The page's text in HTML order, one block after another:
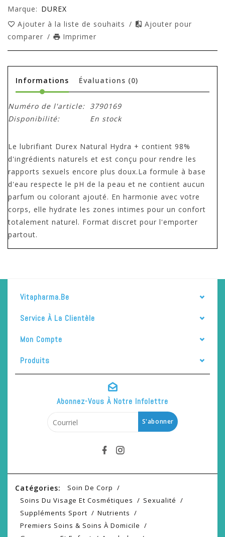
Marque: DUREX
Ajouter à la liste de souhaits /
Ajouter pour
comparer / Imprimer
Informations Évaluations (0)
Numéro de l'article: 3790169
Disponibilité:
En stock
Le lubrifiant Durex Natural Hydra + contient 98%
d'ingrédients naturels et est conçu pour rendre les
rapports sexuels encore plus doux.La formule à base
d'eau respecte le pH de la peau et ne contient aucun
parfum ou colorant ajouté. En harmonie avec votre
corps, elle hydrate les zones intimes pour un confort
totalement naturel. Format discret pour l'emporter
partout.
Vitapharma.be
Service À La Clientèle
Mon Compte
Produits
Abonnez-Vous À Notre Infolettre
S'abonner
Catégories:
Soin De Corp
Soins Du Visage Et Cosmétiques
Sexualité
Suppléments Sport
Nutrients
Premiers Soins & Soins À Domicile